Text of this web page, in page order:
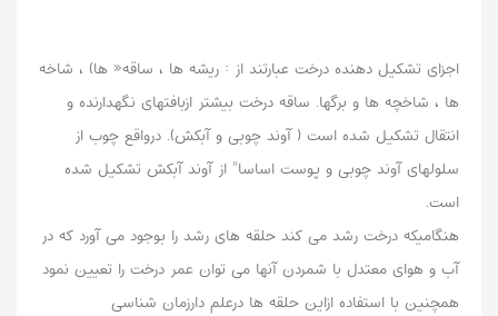
اجزای تشکیل دهنده درخت عبارتند از : ریشه ها ، ساقه« ها) ، شاخه
ها ، شاخچه ها و برگها. ساقه درخت بیشتر ازبافتهای نگهدارنده و
انتقال تشکیل شده است ( آوند چوبی و آبکش). درواقع چوب از
سلولهای آوند چوبی و پوست اساسا" از آوند آبکش تشکیل شده
است.
هنگامیکه درخت رشد می کند حلقه های رشد را بوجود می آورد که در
آب و هوای معتدل با شمردن آنها می توان عمر درخت را تعیین نمود
همچنین با استفاده ازاین حلقه ها درعلم دارزمان شناسی